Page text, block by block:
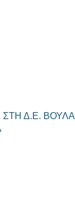
ΣΤΗ Δ.Ε.